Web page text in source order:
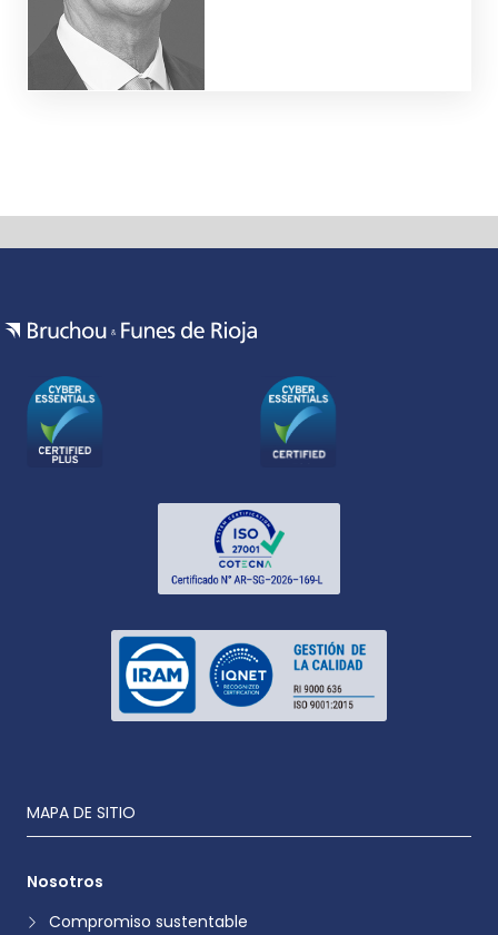
MAPA DE SITIO
Nosotros
Compromiso sustentable